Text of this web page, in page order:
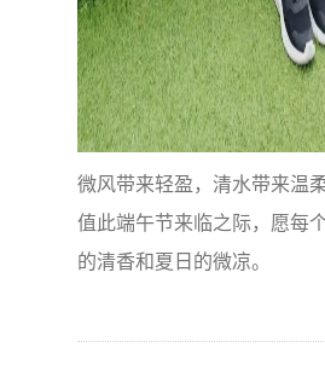
微风带来轻盈，清水带来温柔
值此端午节来临之际，愿每
的清香和夏日的微凉。